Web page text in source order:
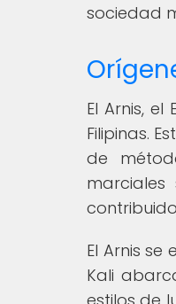
sociedad
El Arnis,
Filipinas.
de
El Arnis
Kali